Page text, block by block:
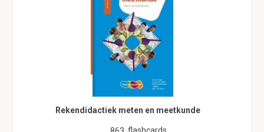
Rekendidactiek meten en meetkunde